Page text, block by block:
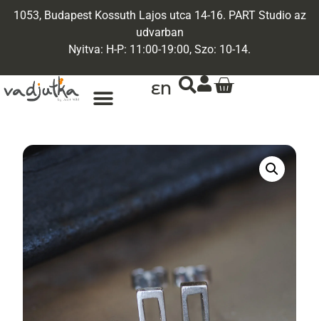
1053, Budapest Kossuth Lajos utca 14-16. PART Studio az
udvarban
Nyitva: H-P: 11:00-19:00, Szo: 10-14.
EN